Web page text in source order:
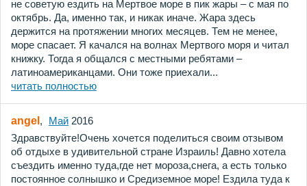
не советую ездить на Мертвое море в пик жары – с мая по
октябрь. Да, именно так, и никак иначе. Жара здесь
держится на протяжении многих месяцев. Тем не менее,
море спасает. Я качался на волнах Мертвого моря и читал
книжку. Тогда я общался с местными ребятами –
латиноамериканцами. Они тоже приехали...
читать полностью
angel , Май 2016
Здравствуйте!Очень хочется поделиться своим отзывом
об отдыхе в удивительной стране Израиль! Давно хотела
съездить именно туда,где нет мороза,снега, а есть только
постоянное солнышко и Средиземное море! Ездила туда к